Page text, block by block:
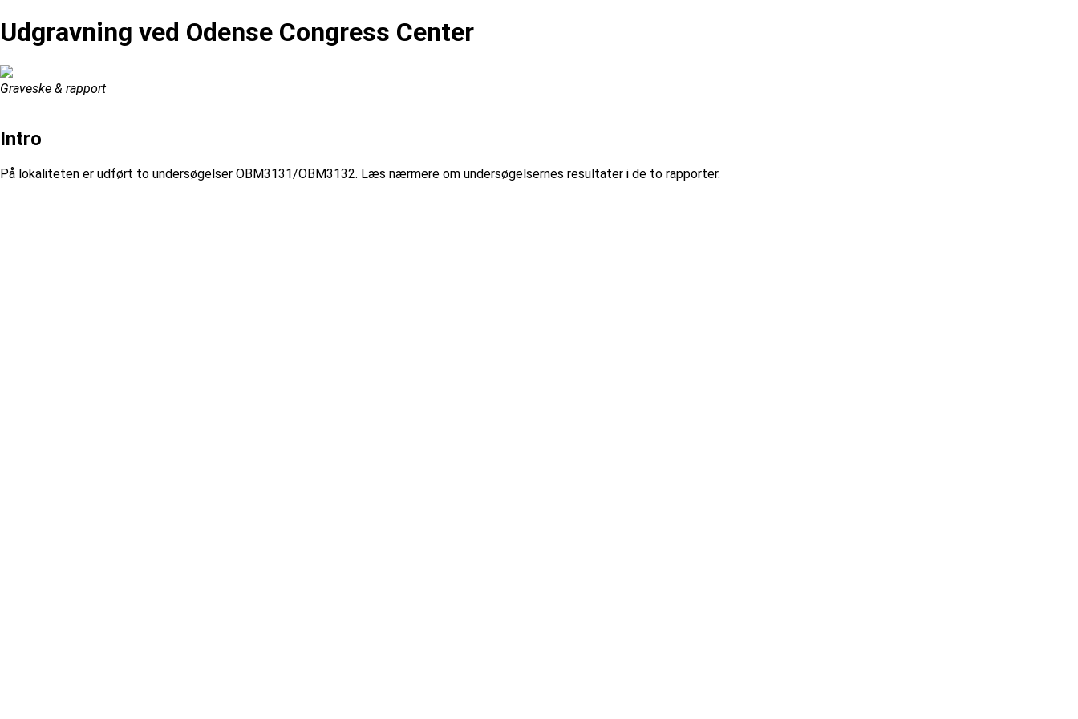
Udgravning ved Odense Congress Center
Graveske & rapport
Intro
På lokaliteten er udført to undersøgelser OBM3131/OBM3132. Læs nærmere om undersøgelsernes resultater i de to rapporter.